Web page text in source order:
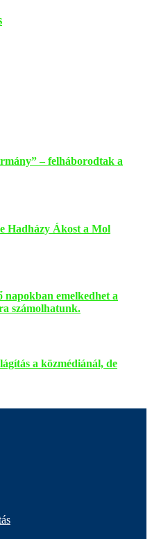
– felháborodtak a
Hadházy Ákost a Mol
emelkedhet a
számolhatunk.
a közmédiánál, de